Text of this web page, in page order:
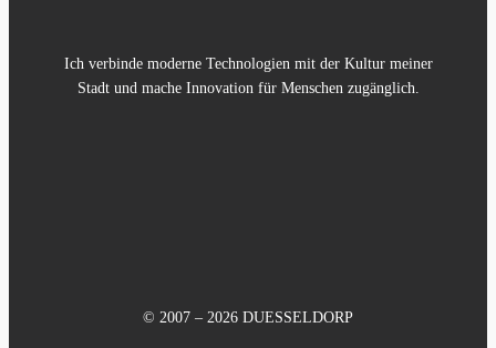
Ich verbinde moderne Technologien mit der Kultur meiner
Stadt und mache Innovation für Menschen zugänglich.
© 2007 – 2026 DUESSELDORP